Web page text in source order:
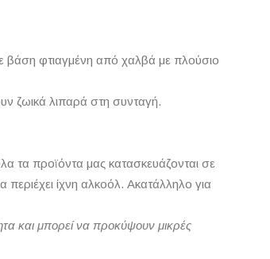
βάση φτιαγμένη από χαλβά με πλούσιο
ζωικά λιπαρά στη συνταγή.
τα προϊόντα μας κατασκευάζονται σε
περιέχει ίχνη αλκοόλ. Ακατάλληλο για
και μπορεί να προκύψουν μικρές